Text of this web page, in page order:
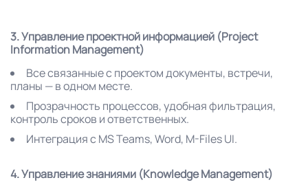
3. Управление проектной информацией (Project
Information Management)
Все связанные с проектом документы, встречи,
планы — в одном месте.
Прозрачность процессов, удобная фильтрация,
контроль сроков и ответственных.
Интеграция с MS Teams, Word, M-Files UI.
4. Управление знаниями (Knowledge Management)